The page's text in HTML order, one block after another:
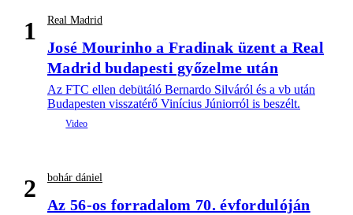
1 Real Madrid
José Mourinho a Fradinak üzent a Real
Madrid budapesti győzelme után
Az FTC ellen debütáló Bernardo Silváról és a vb után
Budapesten visszatérő Vinícius Júniorról is beszélt.
2 bohár dániel
Az 56-os forradalom 70. évfordulóján